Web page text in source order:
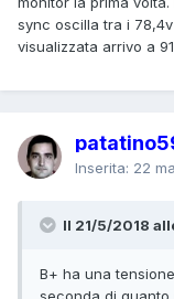
sync oscilla tra i
visualizzata arrivo a
Inserita: 22
Il 21/5/2018
B+ ha una